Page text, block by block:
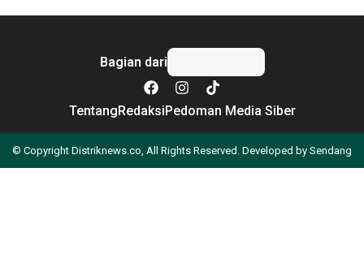
Bagian dari
TentangRedaksiPedoman Media Siber
© Copyright Distriknews.co, All Rights Reserved. Developed by Sendang